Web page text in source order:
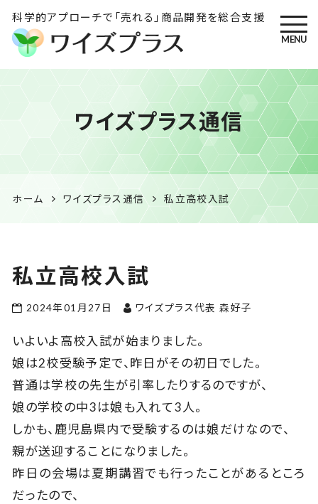
科学的アプローチで「売れる」商品開発を総合支援
ワイズプラス｜鹿児島の特産
品開発・HACCP衛生管理・食
品表示の専門コンサル
MENU
ワイズプラス通信
ホーム ワイズプラス通信 私立高校入試
私立高校入試
2024年01月27日 ワイズプラス代表 森好子
いよいよ高校入試が始まりました。
娘は2校受験予定で、昨日がその初日でした。
普通は学校の先生が引率したりするのですが、
娘の学校の中3は娘も入れて3人。
しかも、鹿児島県内で受験するのは娘だけなので、
親が送迎することになりました。
昨日の会場は夏期講習でも行ったことがあるところ
だったので、